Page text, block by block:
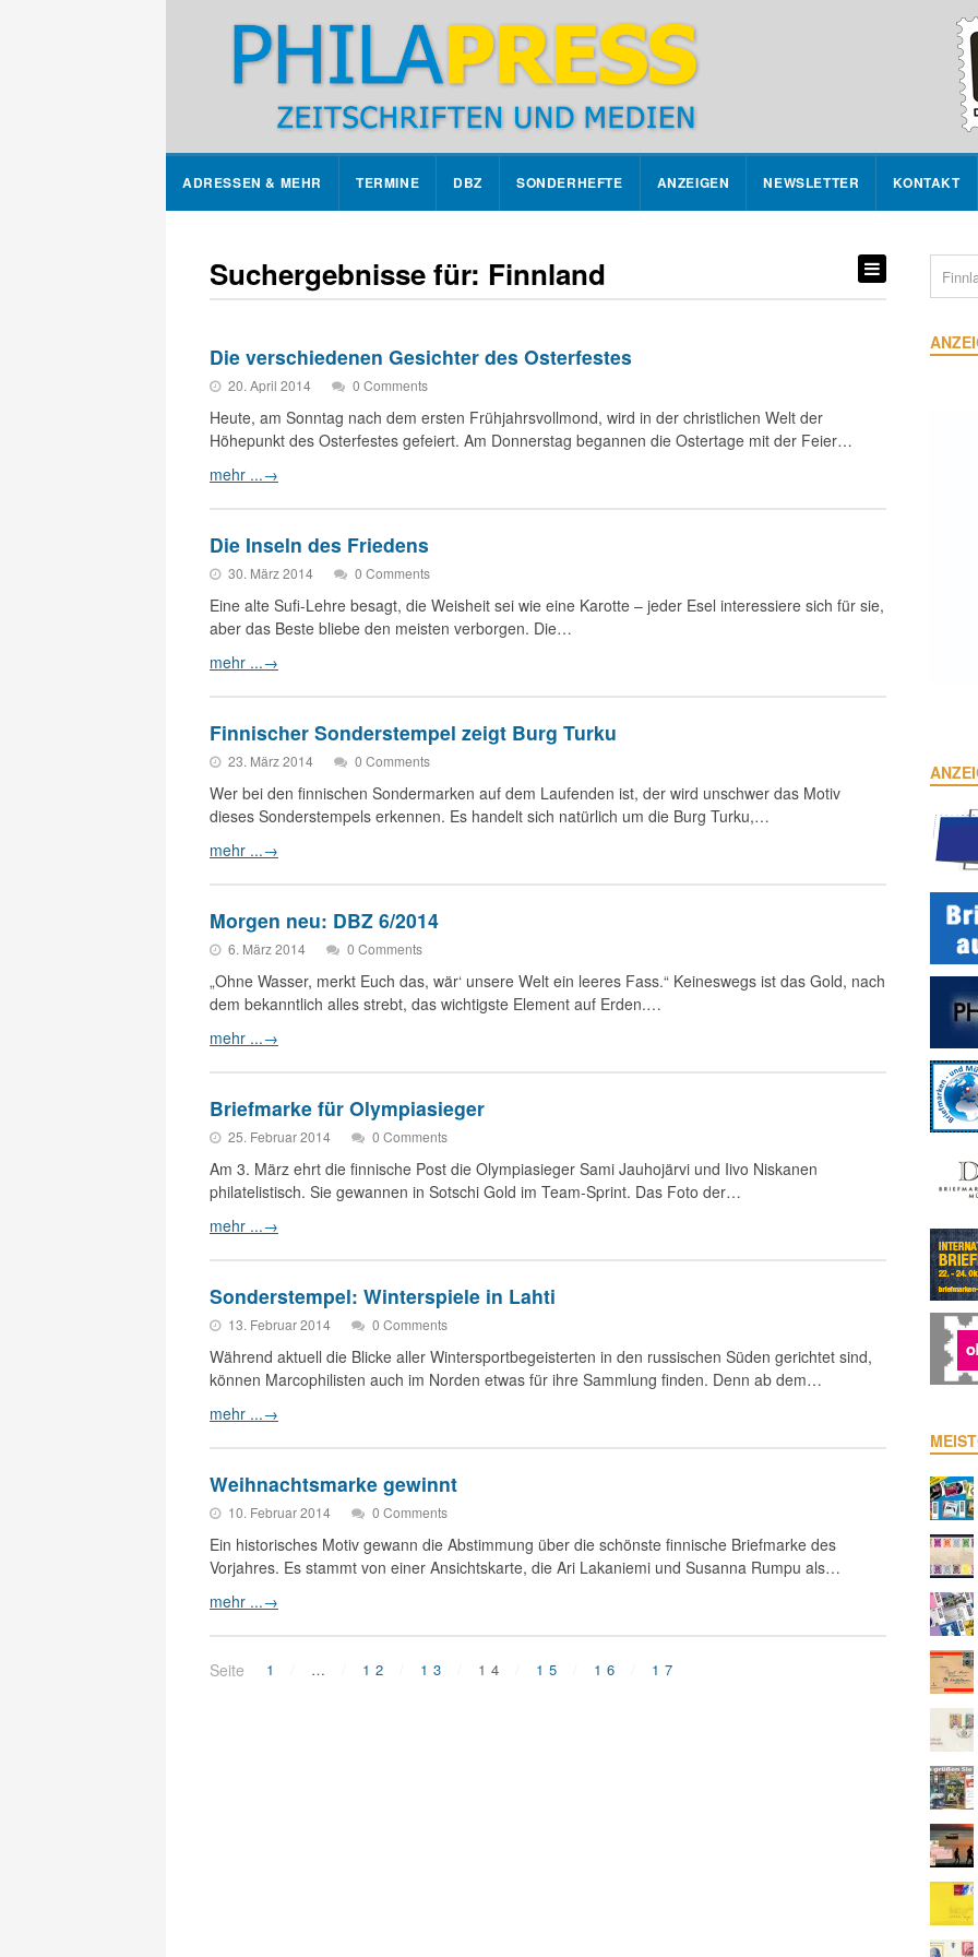
ADRESSEN & MEHR TERMINE DBZ SONDERHEFTE ANZEIGEN NEWSLETTER KONTAKT
Suchergebnisse für: Finnland
Die verschiedenen Gesichter des Osterfestes
20. April 2014 0 Comments
Heute, am Sonntag nach dem ersten Frühjahrsvollmond, wird in der christlichen Welt der
Höhepunkt des Osterfestes gefeiert. Am Donnerstag begannen die Ostertage mit der Feier…
mehr ...→
Die Inseln des Friedens
30. März 2014 0 Comments
Eine alte Sufi-Lehre besagt, die Weisheit sei wie eine Karotte – jeder Esel interessiere sich für sie,
aber das Beste bliebe den meisten verborgen. Die…
mehr ...→
Finnischer Sonderstempel zeigt Burg Turku
23. März 2014 0 Comments
Wer bei den finnischen Sondermarken auf dem Laufenden ist, der wird unschwer das Motiv
dieses Sonderstempels erkennen. Es handelt sich natürlich um die Burg Turku,…
mehr ...→
Morgen neu: DBZ 6/2014
6. März 2014 0 Comments
„Ohne Wasser, merkt Euch das, wär‘ unsere Welt ein leeres Fass.“ Keineswegs ist das Gold, nach
dem bekanntlich alles strebt, das wichtigste Element auf Erden.…
mehr ...→
Briefmarke für Olympiasieger
25. Februar 2014 0 Comments
Am 3. März ehrt die finnische Post die Olympiasieger Sami Jauhojärvi und Iivo Niskanen
philatelistisch. Sie gewannen in Sotschi Gold im Team-Sprint. Das Foto der…
mehr ...→
Sonderstempel: Winterspiele in Lahti
13. Februar 2014 0 Comments
Während aktuell die Blicke aller Wintersportbegeisterten in den russischen Süden gerichtet sind,
können Marcophilisten auch im Norden etwas für ihre Sammlung finden. Denn ab dem…
mehr ...→
Weihnachtsmarke gewinnt
10. Februar 2014 0 Comments
Ein historisches Motiv gewann die Abstimmung über die schönste finnische Briefmarke des
Vorjahres. Es stammt von einer Ansichtskarte, die Ari Lakaniemi und Susanna Rumpu als…
mehr ...→
Seite 1 … 12 13 14 15 16 17